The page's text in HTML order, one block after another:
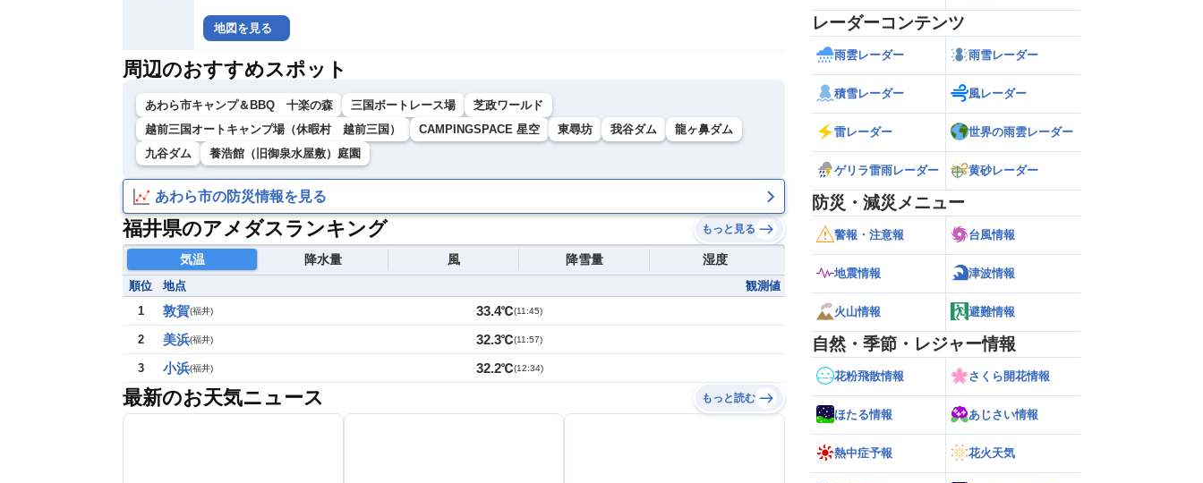
地図を見る
周辺のおすすめスポット
あわら市キャンプ＆BBQ 十楽の森 三国ボートレース場
芝政ワールド
越前三国オートキャンプ場（休暇村 越前三国）
CAMPINGSPACE 星空 東尋坊 我谷ダム
龍ヶ鼻ダム
九谷ダム
養浩館（旧御泉水屋敷）庭園
あわら市の防災情報を見る
福井県のアメダスランキング もっと見る
気温 降水量 風 降雪量 湿度
順位 地点
観測値
1
敦賀(福井) 33.4℃(11:45)
2 美浜(福井) 32.3℃(11:57)
3 小浜(福井) 32.2℃(12:34)
最新のお天気ニュース もっと読む
レーダーコンテンツ
雨雲レーダー 雨雪レーダー
積雪レーダー 風レーダー
雷レーダー 世界の雨雲レーダー
ゲリラ雷雨レーダー 黄砂レーダー
防災・減災メニュー
警報・注意報 台風情報
地震情報 津波情報
火山情報 避難情報
自然・季節・レジャー情報
花粉飛散情報 さくら開花情報
ほたる情報 あじさい情報
熱中症予報 花火天気